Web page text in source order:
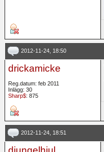
2012-11-24, 18:50
drickamicke
Reg.datum: feb 2011
Inlägg: 30
Sharp$: 875
2012-11-24, 18:51